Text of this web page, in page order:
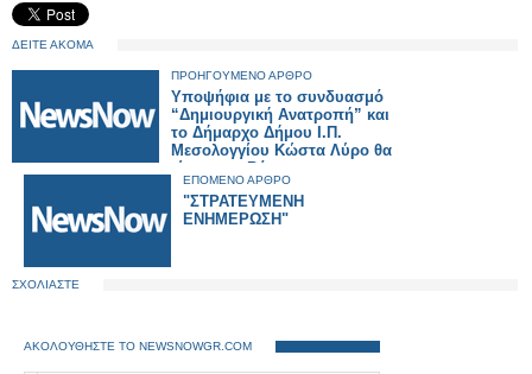
ΔΕΙΤΕ ΑΚΟΜΑ
ΠΡΟΗΓΟΥΜΕΝΟ ΑΡΘΡΟ
Υποψήφια με το συνδυασμό
“Δημιουργική Ανατροπή” και
το Δήμαρχο Δήμου Ι.Π.
Μεσολογγίου Κώστα Λύρο θα
είναι η κα.Βάσω
Συρογιαννίδη -Κουκοπούλου.
ΕΠΟΜΕΝΟ ΑΡΘΡΟ
"ΣΤΡΑΤΕΥΜΕΝΗ
ΕΝΗΜΕΡΩΣΗ"
ΣΧΟΛΙΑΣΤΕ
ΑΚΟΛΟΥΘΗΣΤΕ ΤΟ NEWSNOWGR.COM